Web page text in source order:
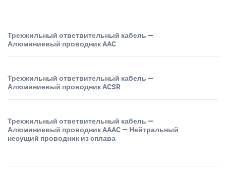
Трехжильный ответвительный кабель —
Алюминиевый проводник AAC
Трехжильный ответвительный кабель —
Алюминиевый проводник ACSR
Трехжильный ответвительный кабель —
Алюминиевый проводник AAAC — Нейтральный
несущий проводник из сплава